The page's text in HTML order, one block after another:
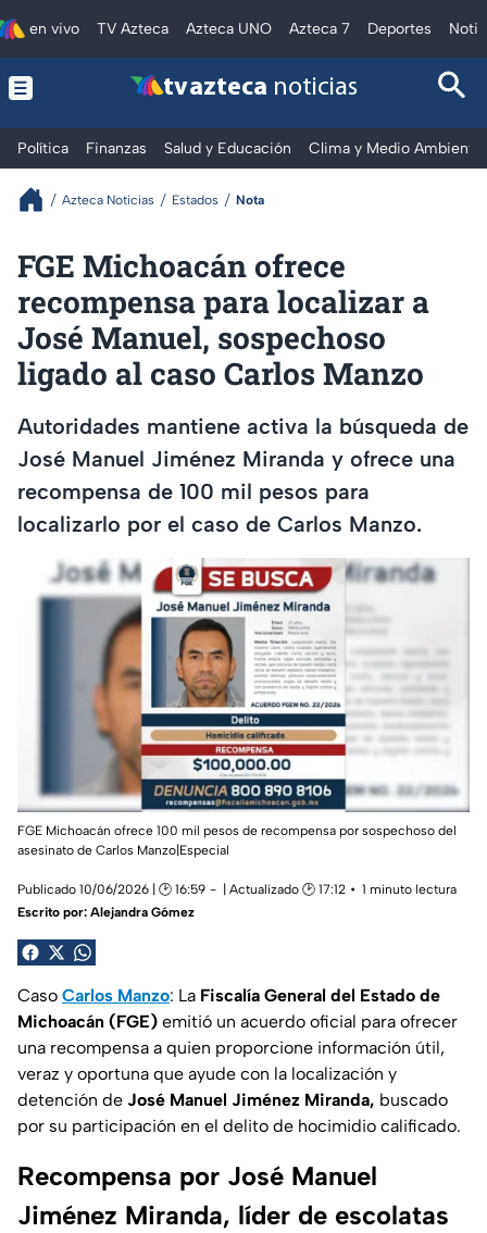
en vivo TV Azteca Azteca UNO Azteca 7 Deportes
tv azteca noticias
Política Finanzas Salud y Educación Clima y Medio Ambiente
Azteca Noticias Estados Nota
FGE Michoacán ofrece
recompensa para localizar a
José Manuel, sospechoso
ligado al caso Carlos Manzo
Autoridades mantiene activa la búsqueda de
José Manuel Jiménez Miranda y ofrece una
recompensa de 100 mil pesos para
localizarlo por el caso de Carlos Manzo.
FGE Michoacán ofrece 100 mil pesos de recompensa por sospechoso del
asesinato de Carlos Manzo|Especial
Publicado 10/06/2026 | 🕑 16:59 | Actualizado 🕑 17:12
1 minuto lectura
Escrito por: Alejandra Gómez
Caso Carlos Manzo: La Fiscalía General del Estado de
Michoacán (FGE) emitió un acuerdo oficial para ofrecer
una recompensa a quien proporcione información útil,
veraz y oportuna que ayude con la localización y
detención de José Manuel Jiménez Miranda, buscado
por su participación en el delito de hocimidio calificado.
Recompensa por José Manuel
Jiménez Miranda, líder de escolatas